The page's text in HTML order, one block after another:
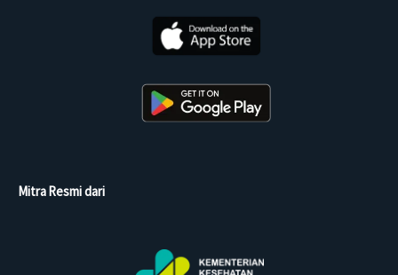
Mitra Resmi dari